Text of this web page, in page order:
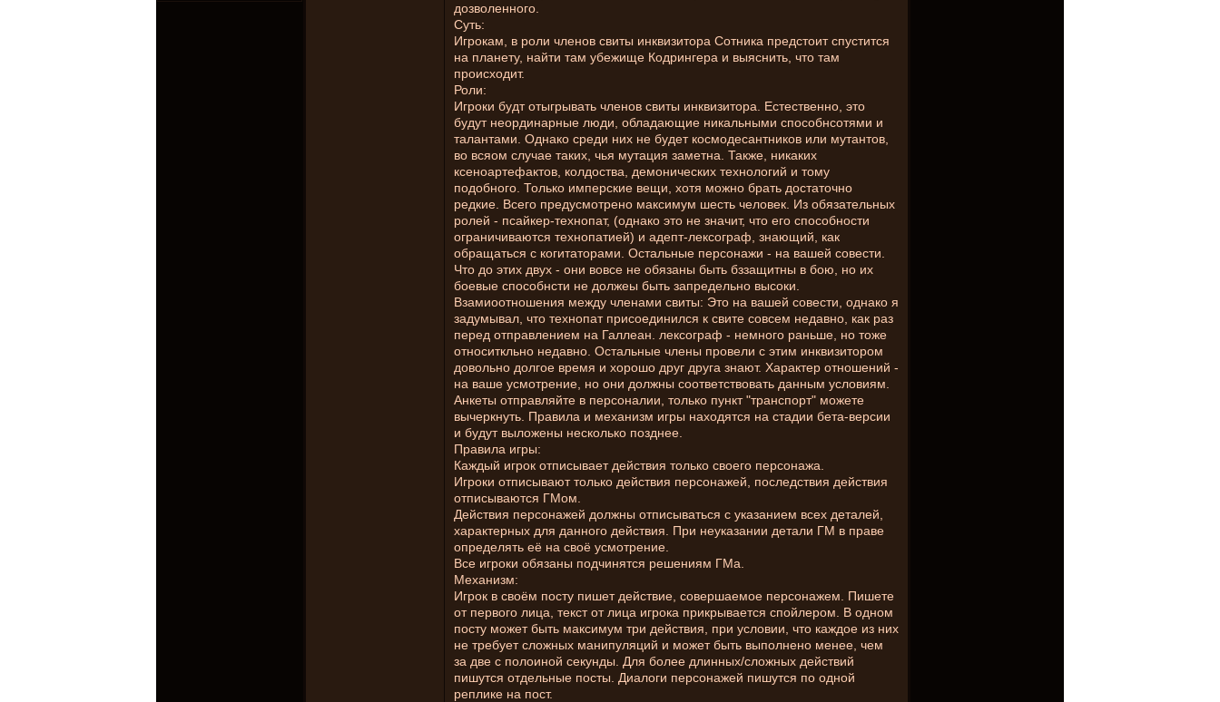
дозволенного.
Суть:
Игрокам, в роли членов свиты инквизитора Сотника предстоит спустится
на планету, найти там убежище Кодрингера и выяснить, что там
происходит.
Роли:
Игроки будт отыгрывать членов свиты инквизитора. Естественно, это
будут неординарные люди, обладающие никальными способнсотями и
талантами. Однако среди них не будет космодесантников или мутантов,
во всяом случае таких, чья мутация заметна. Также, никаких
ксеноартефактов, колдоства, демонических технологий и тому
подобного. Только имперские вещи, хотя можно брать достаточно
редкие. Всего предусмотрено максимум шесть человек. Из обязательных
ролей - псайкер-технопат, (однако это не значит, что его способности
ограничиваются технопатией) и адепт-лексограф, знающий, как
обращаться с когитаторами. Остальные персонажи - на вашей совести.
Что до этих двух - они вовсе не обязаны быть бззащитны в бою, но их
боевые способнсти не должеы быть запредельно высоки.
Взамиоотношения между членами свиты: Это на вашей совести, однако я
задумывал, что технопат присоединился к свите совсем недавно, как раз
перед отправлением на Галлеан. лексограф - немного раньше, но тоже
относиткльно недавно. Остальные члены провели с этим инквизитором
довольно долгое время и хорошо друг друга знают. Характер отношений -
на ваше усмотрение, но они должны соответствовать данным условиям.
Анкеты отправляйте в персоналии, только пункт "транспорт" можете
вычеркнуть. Правила и механизм игры находятся на стадии бета-версии
и будут выложены несколько позднее.
Правила игры:
Каждый игрок отписывает действия только своего персонажа.
Игроки отписывают только действия персонажей, последствия действия
отписываются ГМом.
Действия персонажей должны отписываться с указанием всех деталей,
характерных для данного действия. При неуказании детали ГМ в праве
определять её на своё усмотрение.
Все игроки обязаны подчинятся решениям ГМа.
Механизм:
Игрок в своём посту пишет действие, совершаемое персонажем. Пишете
от первого лица, текст от лица игрока прикрывается спойлером. В одном
посту может быть максимум три действия, при условии, что каждое из них
не требует сложных манипуляций и может быть выполнено менее, чем
за две с полоиной секунды. Для более длинных/сложных действий
пишутся отдельные посты. Диалоги персонажей пишутся по одной
реплике на пост.